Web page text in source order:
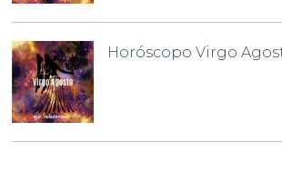
Horóscopo Virgo